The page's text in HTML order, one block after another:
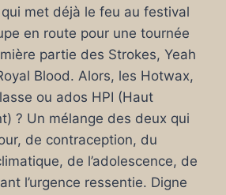
met déjà le feu au festival
en route pour une tournée
partie des Strokes, Yeah
Blood. Alors, les Hotwax,
ou ados HPI (Haut
? Un mélange des deux qui
de contraception, du
de l’adolescence, de
l’urgence ressentie. Digne